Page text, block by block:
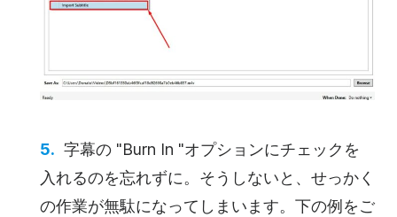
字幕の "Burn In "オプションにチェックを
入れるのを忘れずに。そうしないと、せっかく
の作業が無駄になってしまいます。下の例をご